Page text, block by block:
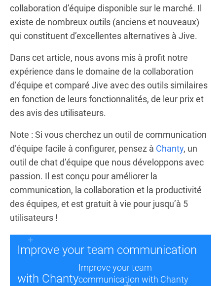
collaboration d’équipe disponible sur le marché. Il
existe de nombreux outils (anciens et nouveaux)
qui constituent d’excellentes alternatives à Jive.
Dans cet article, nous avons mis à profit notre
expérience dans le domaine de la collaboration
d’équipe et comparé Jive avec des outils similaires
en fonction de leurs fonctionnalités, de leur prix et
des avis des utilisateurs.
Note : Si vous cherchez un outil de communication
d’équipe facile à configurer, pensez à Chanty, un
outil de chat d’équipe que nous développons avec
passion. Il est conçu pour améliorer la
communication, la collaboration et la productivité
des équipes, et est gratuit à vie pour jusqu’à 5
utilisateurs !
Improve your team communication
with Chanty
Improve your team
communication with Chanty